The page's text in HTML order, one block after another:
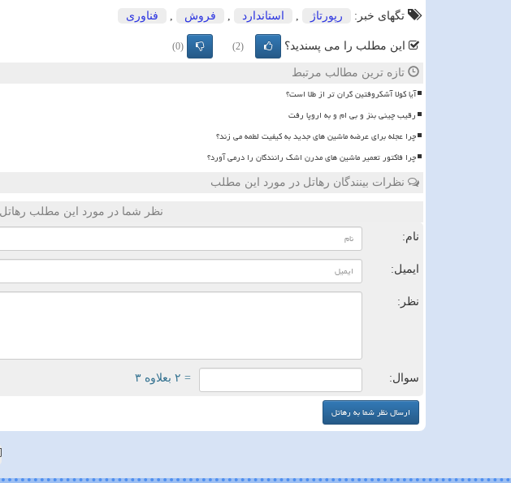
تگهای خبر: رپورتاژ استاندارد فروش فناوری
این مطلب را می پسندید؟ (2)
(0)
تازه ترین مطالب مرتبط
آیا کولا آشکروفتین گران تر از طلا است؟
رقیب چینی بنز و بی ام و به اروپا رفت
چرا عجله برای عرضه ماشین های جدید به کیفیت لطمه می زند؟
چرا فاکتور تعمیر ماشین های مدرن اشک رانندگان را درمی آورد؟
نظرات بینندگان رهاتل در مورد این مطلب
نظر شما در مورد این مطلب رهاتل
نام:
ایمیل:
نظر:
سوال: = ۲ بعلاوه ۳